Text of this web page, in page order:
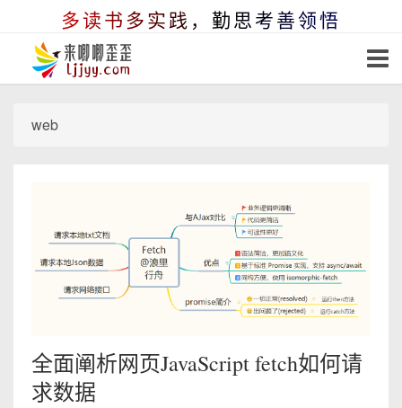
多读书多实践，勤思考善领悟
web
全面阐析网页JavaScript fetch如何请
求数据